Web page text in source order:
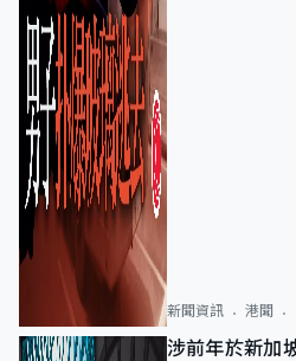
新聞資訊 港聞
涉前年於新加